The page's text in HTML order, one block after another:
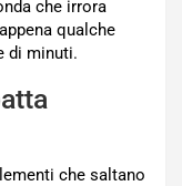
che irrora
qualche
di minuti.
che saltano